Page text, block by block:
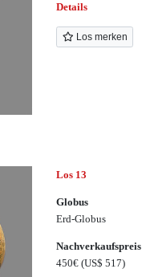
Details
Los merken
Los 13
Globus
Erd-Globus
Nachverkaufspreis
450€(US$ 517)